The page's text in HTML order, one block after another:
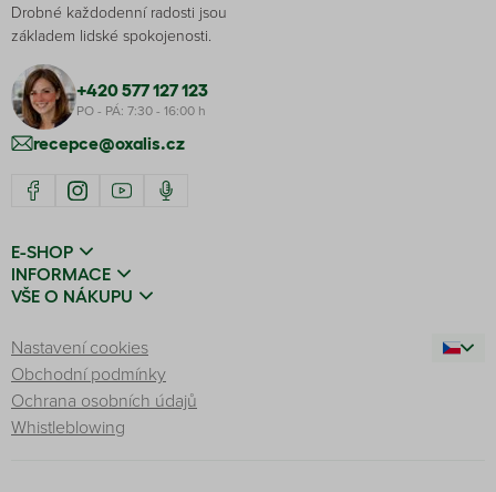
Drobné každodenní radosti jsou
základem lidské spokojenosti.
+420 577 127 123
PO - PÁ: 7:30 - 16:00 h
recepce@oxalis.cz
E-SHOP
INFORMACE
VŠE O NÁKUPU
Nastavení cookies
Obchodní podmínky
Ochrana osobních údajů
Whistleblowing